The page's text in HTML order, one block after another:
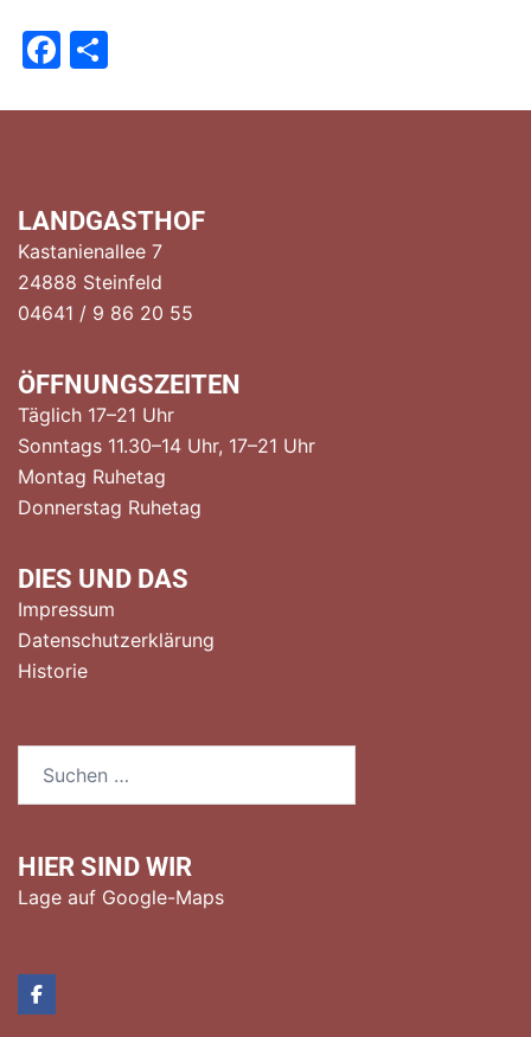
Facebook
LANDGASTHOF
Kastanienallee 7
24888 Steinfeld
04641 / 9 86 20 55
ÖFFNUNGSZEITEN
Täglich 17–21 Uhr
Sonntags 11.30–14 Uhr, 17–21 Uhr
Montag Ruhetag
Donnerstag Ruhetag
DIES UND DAS
Impressum
Datenschutzerklärung
Historie
HIER SIND WIR
Lage auf Google-Maps